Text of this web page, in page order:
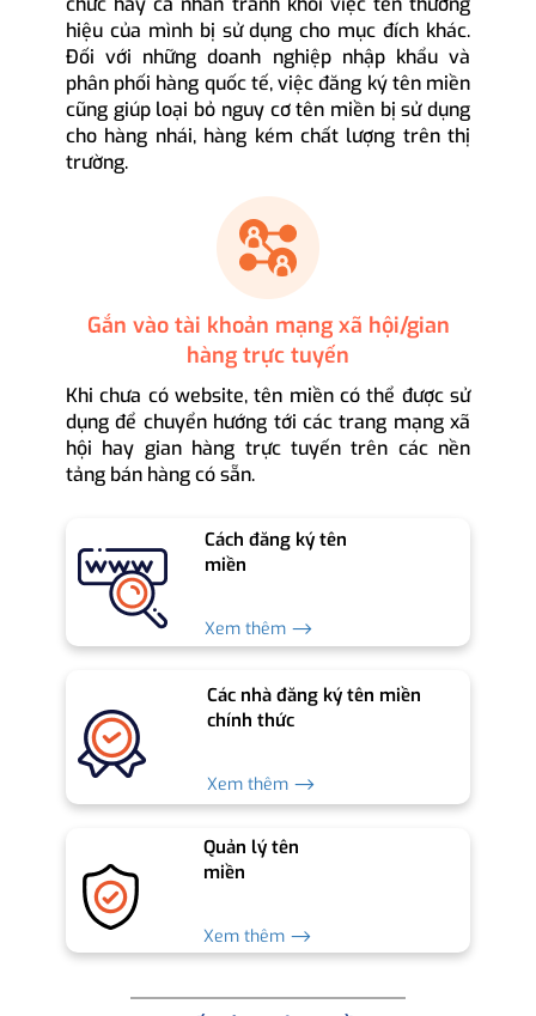
hiệu của mình bị sử dụng cho mục đích khác.
Đối với những doanh nghiệp nhập khẩu và
phân phối hàng quốc tế, việc đăng ký tên miền
cũng giúp loại bỏ nguy cơ tên miền bị sử dụng
cho hàng nhái, hàng kém chất lượng trên thị
trường.
Gắn vào tài khoản mạng xã hội/gian
hàng trực tuyến
Khi chưa có website, tên miền có thể được sử
dụng để chuyển hướng tới các trang mạng xã
hội hay gian hàng trực tuyến trên các nền
tảng bán hàng có sẵn.
Cách đăng ký tên
miền
Xem thêm ⟶
Các nhà đăng ký tên miền
chính thức
Xem thêm ⟶
Quản lý tên
miền
Xem thêm ⟶